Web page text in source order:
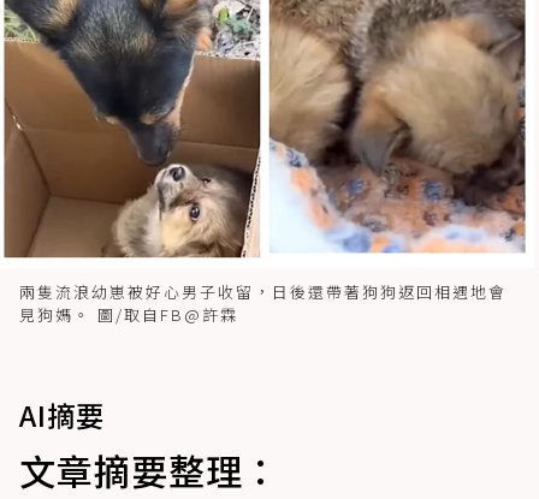
兩隻流浪幼崽被好心男子收留，日後還帶著狗狗返回相遇地會
見狗媽。 圖/取自FB@許霖
AI摘要
文章摘要整理：